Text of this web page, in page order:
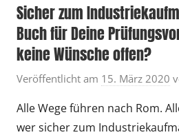
Sicher zum
Buch für Deine
keine Wünsche offen?
Veröffentlicht am 15. März 2020
Alle Wege führen nach Rom.
wer sicher zum